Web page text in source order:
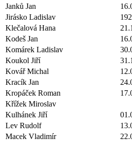
Janků Jan
Jirásko Ladislav
Klečalová Hana
Kodeš Jan
Komárek Ladislav
Koukol Jiří
Kovář Michal
Kracík Jan
Kropáček Roman
Křížek Miroslav
Kulhánek Jiří
Lev Rudolf
Macek Vladimír